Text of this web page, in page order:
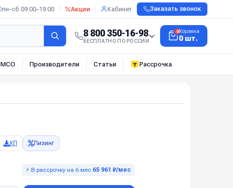
пн–сб 09:00–19:00 Акции Кабинет Заказать звонок
8 800 350-16-98
БЕСПЛАТНО ПО РОССИИ
0Корзина
0 шт.
МСО Производители Статьи Рассрочка
КП Лизинг
⚡ В рассрочку на 6 мес 65 961 ₽/мес